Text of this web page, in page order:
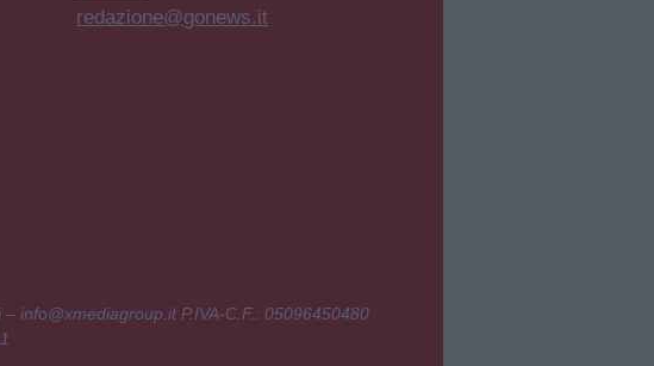
redazione@gonews.it
info@xmediagroup.it P.IVA-C.F.: 05096450480